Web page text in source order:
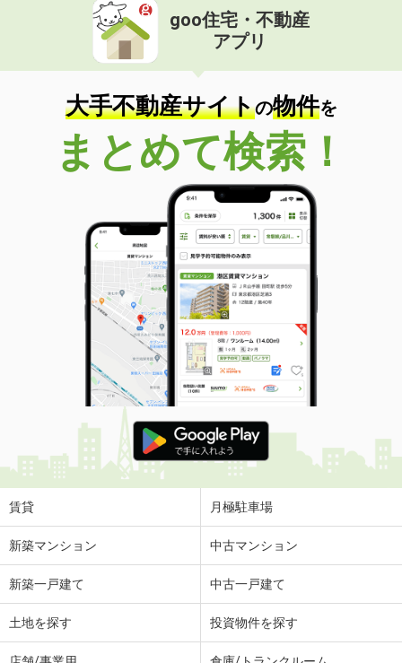
goo住宅・不動産
アプリ
大手不動産サイトの物件を
まとめて検索！
賃貸 月極駐車場
新築マンション 中古マンション
新築一戸建て 中古一戸建て
土地を探す 投資物件を探す